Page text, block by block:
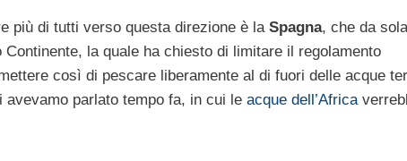
più di tutti verso questa direzione è la Spagna, che da sola
la quale ha chiesto di limitare il regolamento
così di pescare liberamente al di fuori delle acque
parlato tempo fa, in cui le acque dell’Africa